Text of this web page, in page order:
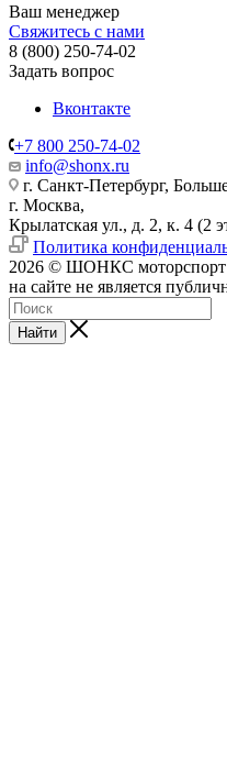
Ваш менеджер
Свяжитесь с нами
8 (800) 250-74-02
Задать вопрос
Вконтакте
+7 800 250-74-02
info@shonx.ru
г. Санкт-Петербург,
г. Москва,
Крылатская ул., д. 2, к. 4 (2
Политика
2026 © ШОНКС моторспорт
на сайте не является
Найти